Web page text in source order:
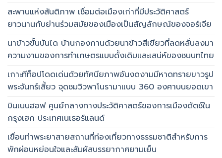
สะพานแห่งสันติภาพ เชื่อมต่อเมืองเก่าที่มีประวัติศาสตร์
ยาวนานกับย่านร่วมสมัยของเมืองเป็นสัญลักษณ์ของจอร์เจีย
นาข้าวขั้นบันได บ้านกองกานด้วยนาข้าวสีเขียวที่ลดหลั่นลงมา
ความงามของการทำเกษตรแบบดั้งเดิมและเสน่ห์ของชนบทไทย
เกาะทีท็อปโดดเด่นด้วยทัศนียภาพอันงดงามมีหาดทรายขาวรูป
พระจันทร์เสี้ยว จุดชมวิวพาโนรามาแบบ 360 องศาบนยอดเขา
บินเนนฮอฟ ศูนย์กลางทางประวัติศาสตร์ของการเมืองดัตช์ใน
กรุงเฮก ประเทศเนเธอร์แลนด์
เขื่อนท่าพระยาสายสถานที่ท่องเที่ยวทางธรรมชาติสำหรับการ
พักผ่อนหย่อนใจและสัมผัสบรรยากาศยามเย็น